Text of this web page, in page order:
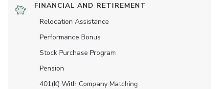
FINANCIAL AND RETIREMENT
Relocation Assistance
Performance Bonus
Stock Purchase Program
Pension
401(K) With Company Matching